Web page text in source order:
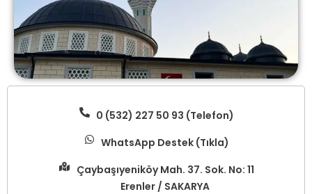
0 (532) 227 50 93 (Telefon)
WhatsApp Destek (Tıkla)
Çaybaşıyeniköy Mah. 37. Sok. No: 11
Erenler / SAKARYA